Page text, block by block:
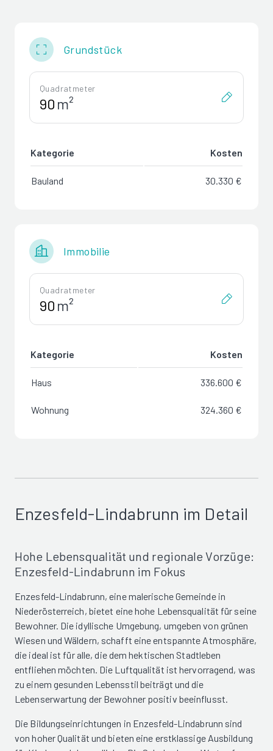
Grundstück
Quadratmeter
m²
Kategorie Kosten
Bauland 30.330 €
Immobilie
Quadratmeter
m²
Kategorie Kosten
Haus 336.600 €
Wohnung 324.360 €
Enzesfeld-Lindabrunn im Detail
Hohe Lebensqualität und regionale Vorzüge:
Enzesfeld-Lindabrunn im Fokus
Enzesfeld-Lindabrunn, eine malerische Gemeinde in
Niederösterreich, bietet eine hohe Lebensqualität für seine
Bewohner. Die idyllische Umgebung, umgeben von grünen
Wiesen und Wäldern, schafft eine entspannte Atmosphäre,
die ideal ist für alle, die dem hektischen Stadtleben
entfliehen möchten. Die Luftqualität ist hervorragend, was
zu einem gesunden Lebensstil beiträgt und die
Lebenserwartung der Bewohner positiv beeinflusst.
Die Bildungseinrichtungen in Enzesfeld-Lindabrunn sind
von hoher Qualität und bieten eine erstklassige Ausbildung